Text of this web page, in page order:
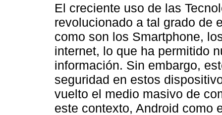
El creciente uso de las
revolucionado a tal grado de
como son los Smartphone,
internet, lo que ha permitido
información. Sin embargo,
seguridad en estos
vuelto el medio masivo de
este contexto, Android como